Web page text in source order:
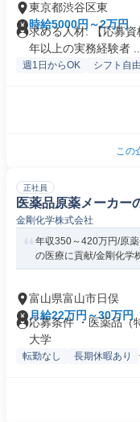
東京都渋谷区東
時給5000円～2万円
求める人材: 【応募
年以上の実務経験者 ...
週1日からOK シフト自由
この
正社員
医薬品原薬メーカー
金剛化学株式会社
年収350～420万円/原
の医療に貢献/金剛化学
富山県富山市日俣
月給22万円～30万円
応募条件 ・医薬品（
大学
転勤なし 長期休暇あり